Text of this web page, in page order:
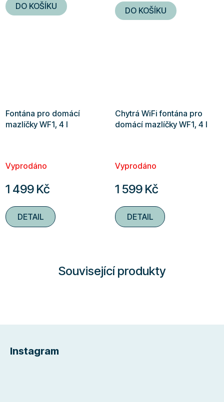
Související produkty
z
DO KOŠÍKU DO KOŠÍKU
Fontána pro domácí
mazlíčky WF1, 4 l
Vyprodáno
1 499 Kč
DETAIL
Chytrá WiFi fontána pro
domácí mazlíčky WF1, 4 l
Vyprodáno
1 599 Kč
DETAIL
Instagram